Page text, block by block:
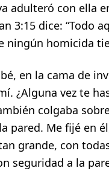
adulteró con ella
3:15 dice: “Todo
ningún homicida
en la cama de
¿Alguna vez te
colgaba
pared. Me fijé en
grande, con
seguridad a la